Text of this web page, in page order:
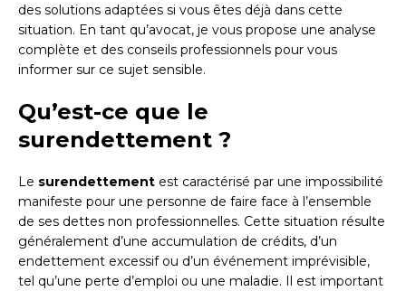
des solutions adaptées si vous êtes déjà dans cette
situation. En tant qu’avocat, je vous propose une analyse
complète et des conseils professionnels pour vous
informer sur ce sujet sensible.
Qu’est-ce que le
surendettement ?
Le surendettement est caractérisé par une impossibilité
manifeste pour une personne de faire face à l’ensemble
de ses dettes non professionnelles. Cette situation résulte
généralement d’une accumulation de crédits, d’un
endettement excessif ou d’un événement imprévisible,
tel qu’une perte d’emploi ou une maladie. Il est important